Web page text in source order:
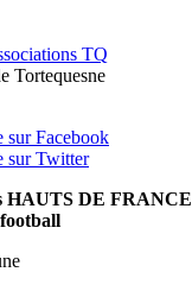
TQ
Tortequesne
sur Facebook
sur Twitter
HAUTS DE FRANCE